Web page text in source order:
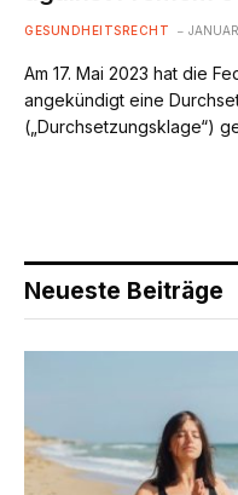
GESUNDHEITSRECHT
Am 17. Mai 2023 hat die
angekündigt eine
(„Durchsetzungsklage“)
Neueste Beiträge